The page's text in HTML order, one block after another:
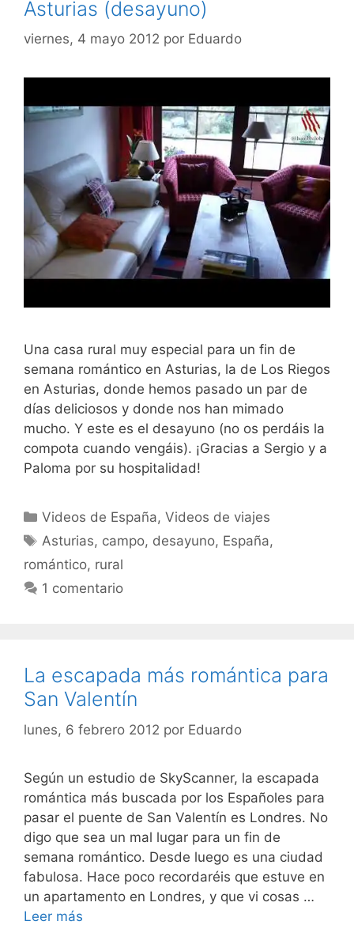
Asturias (desayuno)
viernes, 4 mayo 2012 por Eduardo
Una casa rural muy especial para un fin de
semana romántico en Asturias, la de Los Riegos
en Asturias, donde hemos pasado un par de
días deliciosos y donde nos han mimado
mucho. Y este es el desayuno (no os perdáis la
compota cuando vengáis). ¡Gracias a Sergio y a
Paloma por su hospitalidad!
Categorías
Videos de España,Videos de viajes
Etiquetas
Asturias, campo, desayuno, España,
romántico, rural
1 comentario
La escapada más romántica para
San Valentín
lunes, 6 febrero 2012 por Eduardo
Según un estudio de SkyScanner, la escapada
romántica más buscada por los Españoles para
pasar el puente de San Valentín es Londres. No
digo que sea un mal lugar para un fin de
semana romántico. Desde luego es una ciudad
fabulosa. Hace poco recordaréis que estuve en
un apartamento en Londres, y que vi cosas …
Leer más